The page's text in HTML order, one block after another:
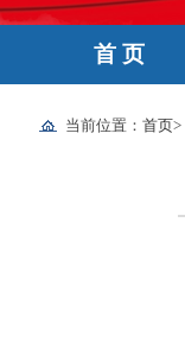
首 页
当前位置： 首页>